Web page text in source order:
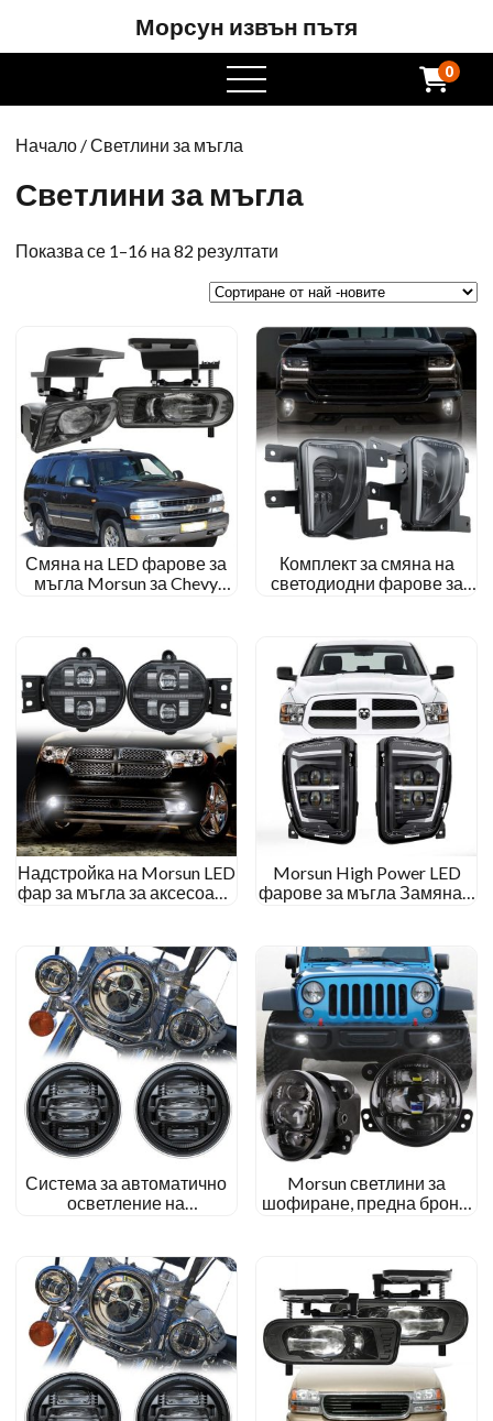
Морсун извън пътя
Отворете
менюто
0
Начало / Светлини за мъгла
Светлини за мъгла
Показва се 1–16 на 82 резултати
най
-новите
Смяна на LED фарове за
мъгла Morsun за Chevy
Комплект за смяна на
светодиодни фарове за
1500HD 2500HD 2016-
2018
Надстройка на Morsun LED
фар за мъгла за аксесоари
светлини за броня
Morsun High Power LED
фарове за мъгла Замяна с
2017
Система за автоматично
осветление на
светодиодни фарове за
мъгла за Harley Electra
Glide Ultra Classic
Morsun светлини за
шофиране, предна броня,